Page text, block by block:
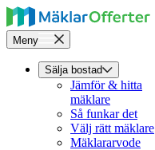
Meny
Sälja bostad
Jämför & hitta
mäklare
Så funkar det
Välj rätt mäklare
Mäklararvode